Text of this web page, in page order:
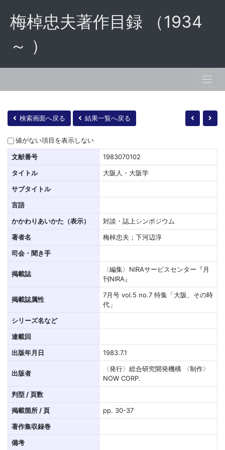
梅棹忠夫著作目録 （1934
～ ）
検索画面へ戻る 結果一覧へ戻る
値がない項目を表示しない
文献番号
1983070102
タイトル
大阪人・大阪学
サブタイトル
言語
かかわりあいかた（表示）
対談・誌上シンポジウム
著者名
梅棹忠夫；下河辺淳
司会・聞き手
掲載誌
〈編集〉NIRAサービスセンター『月
刊NIRA』
掲載誌属性
7月号 vol.5 no.7 特集「大阪、その時
代」
シリーズ名など
連載回
出版年月日
1983.7.1
出版者
〈発行〉総合研究開発機構 〈制作〉
NOW CORP.
判型 / 頁数
掲載箇所 / 頁
pp. 30-37
著作集収録巻
備考